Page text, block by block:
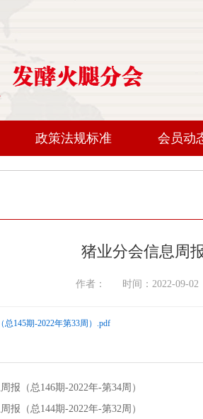
政策法规标准 会员动
猪业分会信息周
作者： 时间：2022-09-
145期-2022年第33周）.pdf
报（总146期-2022年-第34周）
报（总144期-2022年-第32周）